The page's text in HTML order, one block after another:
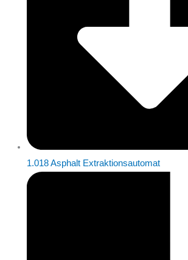
1.018 Asphalt Extraktionsautomat